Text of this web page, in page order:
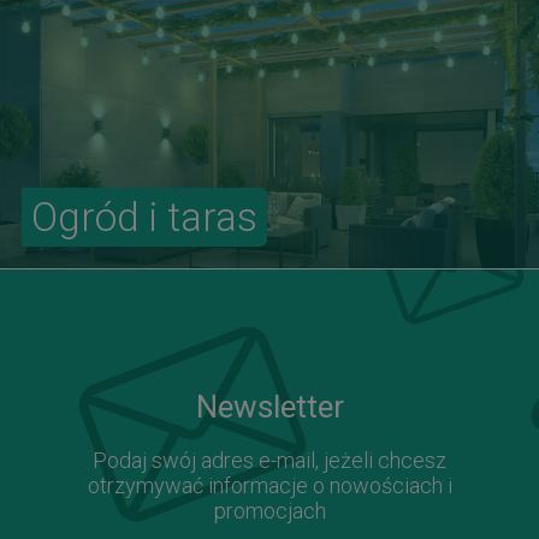
Ogród i taras
Newsletter
Podaj swój adres e-mail, jeżeli chcesz
otrzymywać informacje o nowościach i
promocjach